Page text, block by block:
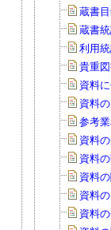
蔵書
蔵書
利用
貴重
資料
資料
参考
資料
資料
資料
資料
資料